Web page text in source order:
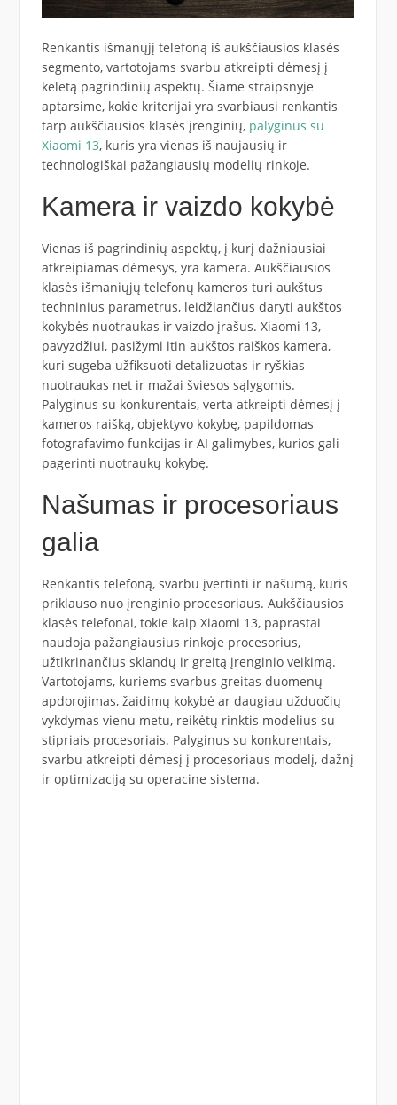
Renkantis išmanųjį telefoną iš aukščiausios klasės
segmento, vartotojams svarbu atkreipti dėmesį į
keletą pagrindinių aspektų. Šiame straipsnyje
aptarsime, kokie kriterijai yra svarbiausi renkantis
tarp aukščiausios klasės įrenginių, palyginus su
Xiaomi 13, kuris yra vienas iš naujausių ir
technologiškai pažangiausių modelių rinkoje.
Kamera ir vaizdo kokybė
Vienas iš pagrindinių aspektų, į kurį dažniausiai
atkreipiamas dėmesys, yra kamera. Aukščiausios
klasės išmaniųjų telefonų kameros turi aukštus
techninius parametrus, leidžiančius daryti aukštos
kokybės nuotraukas ir vaizdo įrašus. Xiaomi 13,
pavyzdžiui, pasižymi itin aukštos raiškos kamera,
kuri sugeba užfiksuoti detalizuotas ir ryškias
nuotraukas net ir mažai šviesos sąlygomis.
Palyginus su konkurentais, verta atkreipti dėmesį į
kameros raišką, objektyvo kokybę, papildomas
fotografavimo funkcijas ir AI galimybes, kurios gali
pagerinti nuotraukų kokybę.
Našumas ir procesoriaus
galia
Renkantis telefoną, svarbu įvertinti ir našumą, kuris
priklauso nuo įrenginio procesoriaus. Aukščiausios
klasės telefonai, tokie kaip Xiaomi 13, paprastai
naudoja pažangiausius rinkoje procesorius,
užtikrinančius sklandų ir greitą įrenginio veikimą.
Vartotojams, kuriems svarbus greitas duomenų
apdorojimas, žaidimų kokybė ar daugiau užduočių
vykdymas vienu metu, reikėtų rinktis modelius su
stipriais procesoriais. Palyginus su konkurentais,
svarbu atkreipti dėmesį į procesoriaus modelį, dažnį
ir optimizaciją su operacine sistema.